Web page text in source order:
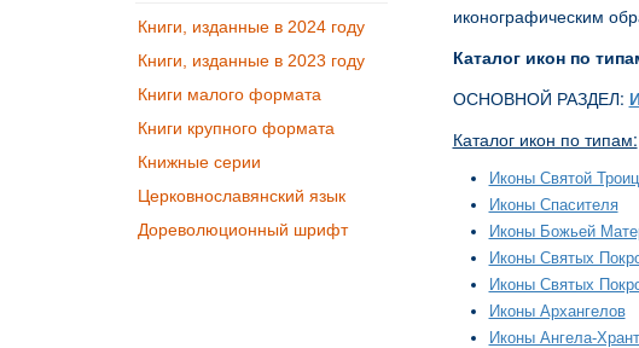
Книги, изданные в 2024 году
Книги, изданные в 2023 году
Книги малого формата
Книги крупного формата
Книжные серии
Церковнославянский язык
Дореволюционный шрифт
иконографическим
Каталог икон по
ОСНОВНОЙ РАЗДЕЛ:
Каталог икон по типам:
Иконы Святой
Иконы Спасителя
Иконы Божьей
Иконы Святых
Иконы Святых
Иконы Архангелов
Иконы Ангела-